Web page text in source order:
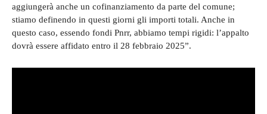
aggiungerà anche un cofinanziamento da parte del comune;
stiamo definendo in questi giorni gli importi totali. Anche in
questo caso, essendo fondi Pnrr, abbiamo tempi rigidi: l’appalto
dovrà essere affidato entro il 28 febbraio 2025”.